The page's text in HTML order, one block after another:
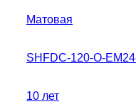
Матовая
SHFDC-120-O-
10 лет